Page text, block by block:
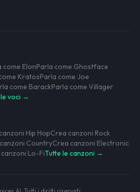
come ElonParla come Ghostface
KratosParla come Joe
come BarackParla come Villager
voci →
Hip HopCrea canzoni Rock
CountryCrea canzoni Electronic
Lo-FiTutte le canzoni →